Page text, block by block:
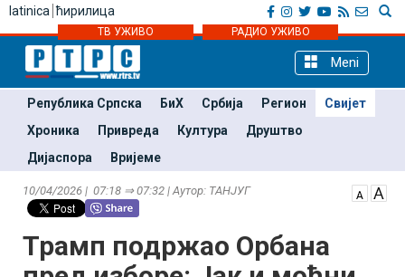
latinica ћирилица
ТВ УЖИВО РАДИО УЖИВО
Meni
Република Српска БиХ Србија Регион
Свијет
Хроника
Привреда Култура
Друштво
Дијаспора
Вријеме
10/04/2026 | 07:18 ⇒ 07:32 | Аутор: ТАНЈУГ
Трамп подржао Орбана